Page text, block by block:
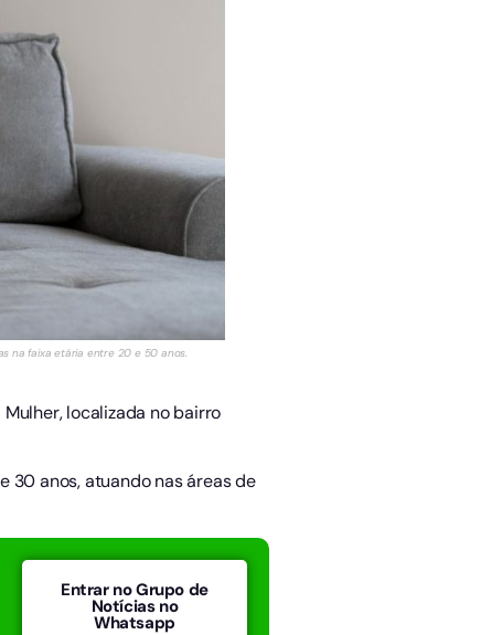
na faixa etária entre 20 e 50 anos.
localizada no bairro
30 anos, atuando nas áreas de
Entrar no Grupo de
Notícias no
Whatsapp